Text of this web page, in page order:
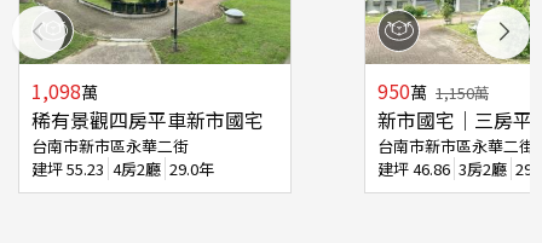
1,098萬
稀有景觀四房平車新市國宅
台南市新市區永華二街
建坪55.23 4房2廳 29.0年
950萬 1,150萬
新市國宅｜三房平
台南市新市區永華二街
建坪46.86 3房2廳